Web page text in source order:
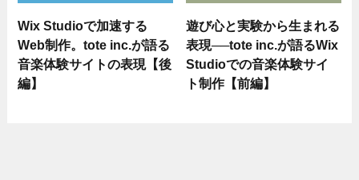
Wix Studioで加速する
Web制作。tote inc.が語る
音楽体験サイトの表現【後
編】
遊び心と実験から生まれる
表現──tote inc.が語るWix
Studioでの音楽体験サイ
ト制作【前編】